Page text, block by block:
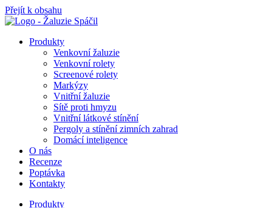
Přejít k obsahu
Produkty
Venkovní žaluzie
Venkovní rolety
Screenové rolety
Markýzy
Vnitřní žaluzie
Sítě proti hmyzu
Vnitřní látkové stínění
Pergoly a stínění zimních zahrad
Domácí inteligence
O nás
Recenze
Poptávka
Kontakty
Produkty